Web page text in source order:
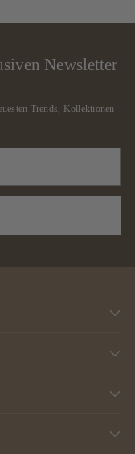
Newsletter
Trends, Kollektionen